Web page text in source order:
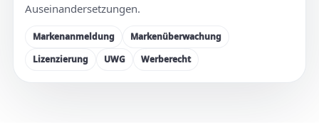
Auseinandersetzungen.
Markenanmeldung
Markenüberwachung
Lizenzierung
UWG Werberecht